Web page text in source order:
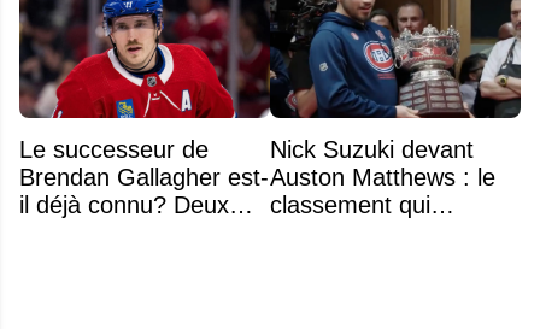
Le successeur de
Brendan Gallagher est-
il déjà connu? Deux
Nick Suzuki devant
Auston Matthews : le
classement qui